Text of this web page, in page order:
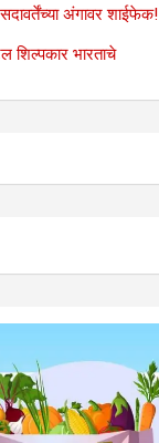
अंगावर शाईफेक!
शिल्पकार भारताचे